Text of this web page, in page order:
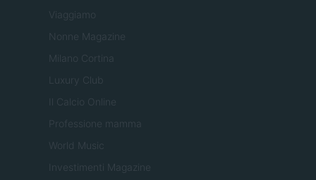
Viaggiamo
Nonne Magazine
Milano Cortina
Luxury Club
Il Calcio Online
Professione mamma
World Music
Investimenti Magazine